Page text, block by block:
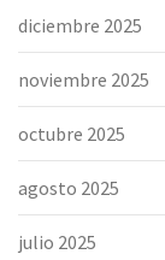
diciembre 2025
noviembre 2025
octubre 2025
agosto 2025
julio 2025